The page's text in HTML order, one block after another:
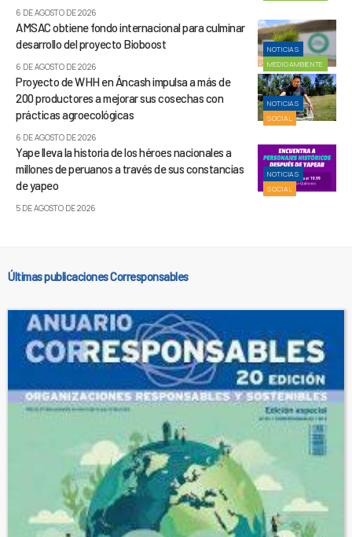
6 DE AGOSTO DE 2026
NOTICIAS
MEDIOAMBIENTE
AMSAC obtiene fondo internacional para culminar
desarrollo del proyecto Bioboost
6 DE AGOSTO DE 2026
NOTICIAS
SOCIAL
Proyecto de WHH en Áncash impulsa a más de
200 productores a mejorar sus cosechas con
prácticas agroecológicas
6 DE AGOSTO DE 2026
NOTICIAS
SOCIAL
Yape lleva la historia de los héroes nacionales a
millones de peruanos a través de sus constancias
de yapeo
5 DE AGOSTO DE 2026
Últimas publicaciones Corresponsables